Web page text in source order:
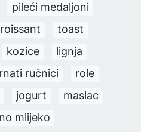
pileći medaljoni
toast
kozice
lignja
ručnici
role
jogurt
maslac
mlijeko